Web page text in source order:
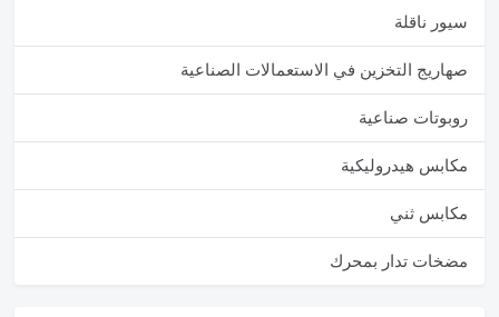
سيور ناقلة
صهاريج التخزين في الاستعمالات الصناعية
روبوتات صناعية
مكابس هيدروليكية
مكابس ثني
مضخات تدار بمحرك